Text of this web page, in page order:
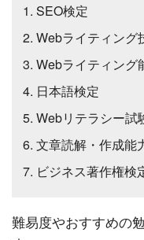
SEO検定
Webライティング
Webライティング
日本語検定
Webリテラシー試
文章読解・作成能
ビジネス著作権検
難易度やおすすめの